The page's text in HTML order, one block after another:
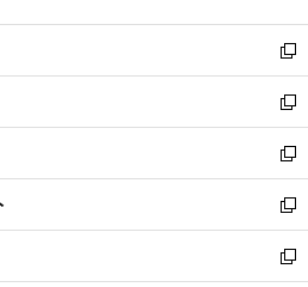
開
く
ウ
で
開
く
ン
ド
ウ
で
開
く
ウ
ィ
ン
ド
ウ
で
開
く
新
し
い
ウ
ィ
ン
ド
ウ
で
開
新
し
い
ウ
ィ
ン
ド
ウ
新
し
い
ウ
ィ
新
し
い
新